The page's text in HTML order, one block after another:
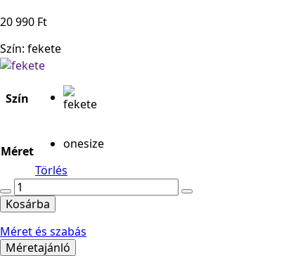
20 990 Ft
Szín: fekete
Szín
Méret
onesize
Törlés
Jella
Jóga
Kismama
Overál
mennyiség
Kosárba
Méret és szabás
Méretajánló